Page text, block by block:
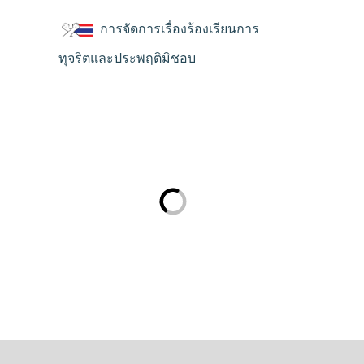
การจัดการเรื่องร้องเรียนการ
ทุจริตและประพฤติมิชอบ